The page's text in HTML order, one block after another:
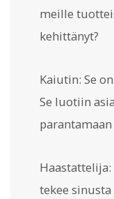
meille
kehittänyt?
Kaiutin: Se
Se luotiin
tekee